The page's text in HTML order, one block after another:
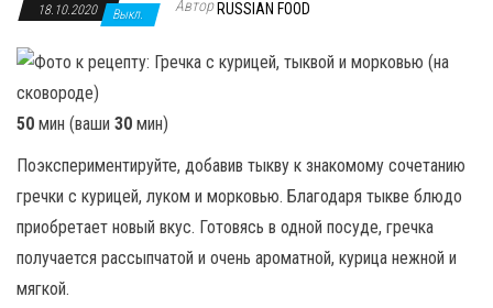
18.10.2020 Выкл. Автор RUSSIAN FOOD
50 мин (ваши 30 мин)
Поэкспериментируйте, добавив тыкву к знакомому сочетанию
гречки с курицей, луком и морковью. Благодаря тыкве блюдо
приобретает новый вкус. Готовясь в одной посуде, гречка
получается рассыпчатой и очень ароматной, курица нежной и
мягкой.